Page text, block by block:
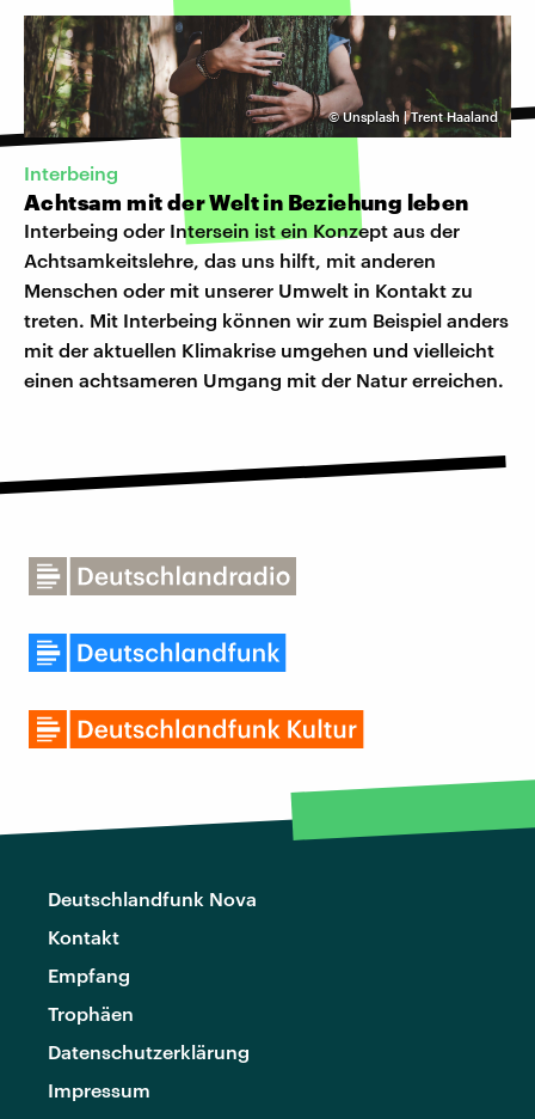
©Unsplash | Trent Haaland
Interbeing
Achtsam mit der Welt in Beziehung leben
Interbeing oder Intersein ist ein Konzept aus der
Achtsamkeitslehre, das uns hilft, mit anderen
Menschen oder mit unserer Umwelt in Kontakt zu
treten. Mit Interbeing können wir zum Beispiel anders
mit der aktuellen Klimakrise umgehen und vielleicht
einen achtsameren Umgang mit der Natur erreichen.
Deutschlandfunk Nova
Kontakt
Empfang
Trophäen
Datenschutzerklärung
Impressum